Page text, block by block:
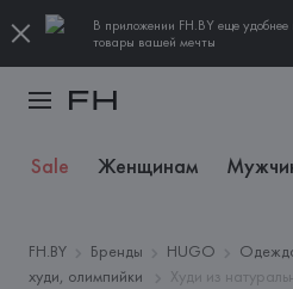
В приложении FH.BY еще удобнее
товары вашей мечты
Sale Женщинам
FH.BY Бренды HUGO
худи, олимпийки
Худи из